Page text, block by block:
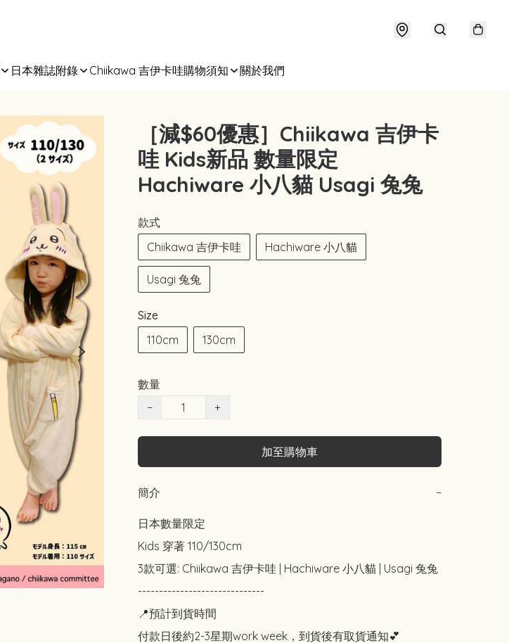
日本雜誌附錄 Chiikawa 吉伊卡哇購物須知 關於我們
［減$60優惠］Chiikawa 吉伊卡
哇 Kids新品 數量限定
Hachiware 小八貓 Usagi 兔兔
款式
Chiikawa 吉伊卡哇
Hachiware 小八貓
Usagi 兔兔
Size
110cm
130cm
數量
−
+
加至購物車
簡介 −
日本數量限定
Kids 穿著 110/130cm
3款可選: Chiikawa 吉伊卡哇 | Hachiware 小八貓 | Usagi 兔兔
------------------------------
📍預計到貨時間
付款日後約2-3星期work week，到貨後有取貨通知💕